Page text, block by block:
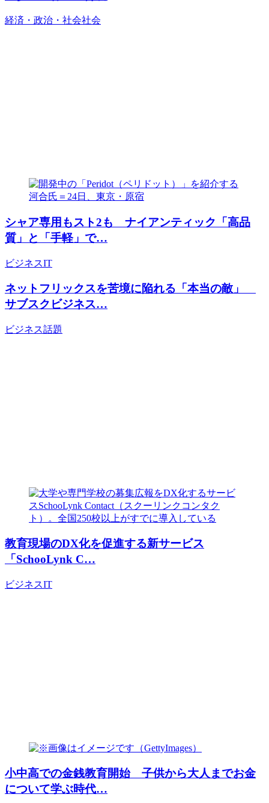
経済・政治・社会社会
シャア専用もスト2も ナイアンティック「高品
質」と「手軽」で…
ビジネスIT
ネットフリックスを苦境に陥れる「本当の敵」
サブスクビジネス…
ビジネス話題
教育現場のDX化を促進する新サービス
「SchooLynk C…
ビジネスIT
小中高での金銭教育開始 子供から大人までお金
について学ぶ時代…